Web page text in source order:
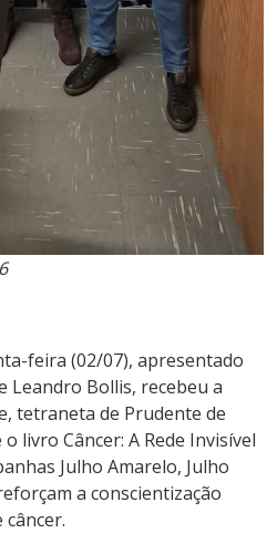
feira (02/07), apresentado
Leandro Bollis, recebeu a
tetraneta de Prudente de
livro Câncer: A Rede Invisível
Julho Amarelo, Julho
a conscientização